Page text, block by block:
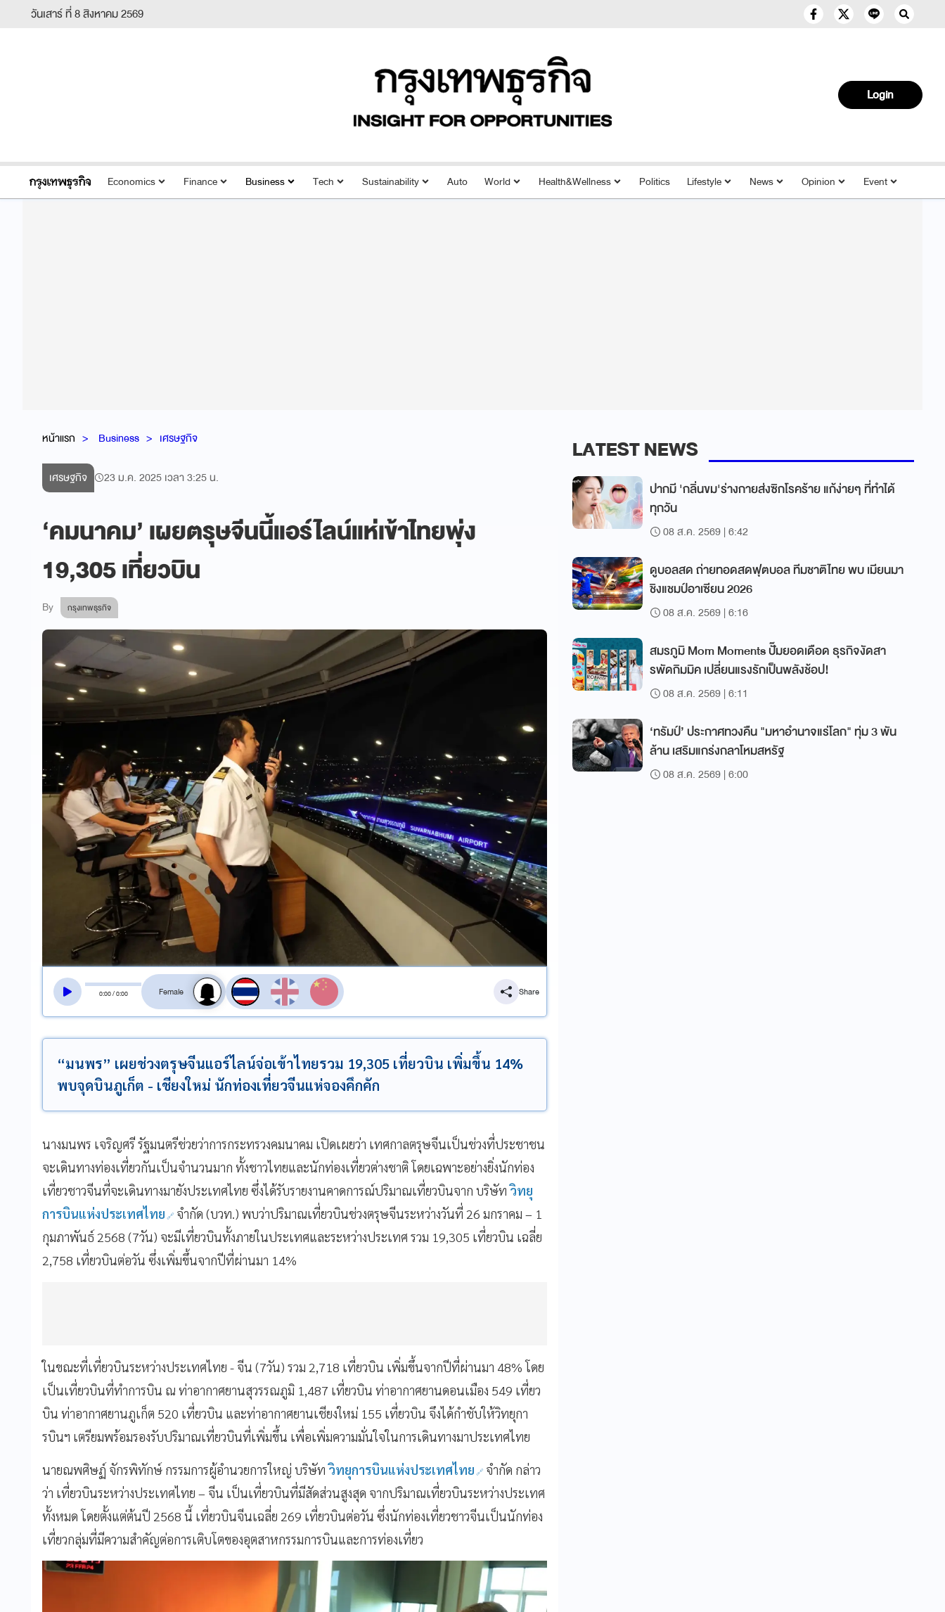
วันเสาร์ ที่ 8 สิงหาคม 2569
Login
Economics Finance Business Tech Sustainability Auto World Health&Wellness Politics Lifestyle News Opinion Event
หน้าแรก Business เศรษฐกิจ
เศรษฐกิจ 23 ม.ค. 2025 เวลา 3:25 น.
‘คมนาคม’ เผยตรุษจีนนี้แอร์ไลน์แห่เข้าไทยพุ่ง
19,305 เที่ยวบิน
By กรุงเทพธุรกิจ
0:00/0:00
สลับเสียงอ่าน
Share
“มนพร” เผยช่วงตรุษจีนแอร์ไลน์จ่อเข้าไทยรวม 19,305 เที่ยวบิน เพิ่มขึ้น 14%
พบจุดบินภูเก็ต - เชียงใหม่ นักท่องเที่ยวจีนแห่จองคึกคัก
นางมนพร เจริญศรี รัฐมนตรีช่วยว่าการกระทรวงคมนาคม เปิดเผยว่า เทศกาลตรุษจีนเป็นช่วงที่ประชาชน
จะเดินทางท่องเที่ยวกันเป็นจำนวนมาก ทั้งชาวไทยและนักท่องเที่ยวต่างชาติ โดยเฉพาะอย่างยิ่งนักท่อง
เที่ยวชาวจีนที่จะเดินทางมายังประเทศไทย ซึ่งได้รับรายงานคาดการณ์ปริมาณเที่ยวบินจาก บริษัทวิทยุ
การบินแห่งประเทศไทย จำกัด (บวท.) พบว่าปริมาณเที่ยวบินช่วงตรุษจีนระหว่างวันที่ 26 มกราคม – 1
กุมภาพันธ์ 2568 (7วัน) จะมีเที่ยวบินทั้งภายในประเทศและระหว่างประเทศ รวม 19,305 เที่ยวบิน เฉลี่ย
2,758 เที่ยวบินต่อวัน ซึ่งเพิ่มขึ้นจากปีที่ผ่านมา 14%
ในขณะที่เที่ยวบินระหว่างประเทศไทย - จีน (7วัน) รวม 2,718 เที่ยวบิน เพิ่มขึ้นจากปีที่ผ่านมา 48% โดย
เป็นเที่ยวบินที่ทำการบิน ณ ท่าอากาศยานสุวรรณภูมิ 1,487 เที่ยวบิน ท่าอากาศยานดอนเมือง 549 เที่ยว
บิน ท่าอากาศยานภูเก็ต 520 เที่ยวบิน และท่าอากาศยานเชียงใหม่ 155 เที่ยวบิน จึงได้กำชับให้วิทยุกา
รบินฯ เตรียมพร้อมรองรับปริมาณเที่ยวบินที่เพิ่มขึ้น เพื่อเพิ่มความมั่นใจในการเดินทางมาประเทศไทย
นายณพศิษฏ์ จักรพิทักษ์ กรรมการผู้อำนวยการใหญ่ บริษัทวิทยุการบินแห่งประเทศไทย จำกัด กล่าว
ว่า เที่ยวบินระหว่างประเทศไทย – จีน เป็นเที่ยวบินที่มีสัดส่วนสูงสุด จากปริมาณเที่ยวบินระหว่างประเทศ
ทั้งหมด โดยตั้งแต่ต้นปี 2568 นี้ เที่ยวบินจีนเฉลี่ย 269 เที่ยวบินต่อวัน ซึ่งนักท่องเที่ยวชาวจีนเป็นนักท่อง
เที่ยวกลุ่มที่มีความสำคัญต่อการเติบโตของอุตสาหกรรมการบินและการท่องเที่ยว
LATEST NEWS
ปากมี 'กลิ่นขม'ร่างกายส่งซิกโรคร้าย แก้ง่ายๆ ที่ทำได้
ทุกวัน
08 ส.ค. 2569 | 6:42
ดูบอลสด ถ่ายทอดสดฟุตบอล ทีมชาติไทย พบ เมียนมา
ชิงแชมป์อาเซียน 2026
08 ส.ค. 2569 | 6:16
สมรภูมิ Mom Moments ปั๊มยอดเดือด ธุรกิจงัดสา
รพัดกิมมิค เปลี่ยนแรงรักเป็นพลังช้อป!
08 ส.ค. 2569 | 6:11
‘ทรัมป์’ ประกาศทวงคืน "มหาอำนาจแร่โลก" ทุ่ม 3 พัน
ล้าน เสริมแกร่งกลาโหมสหรัฐ
08 ส.ค. 2569 | 6:00